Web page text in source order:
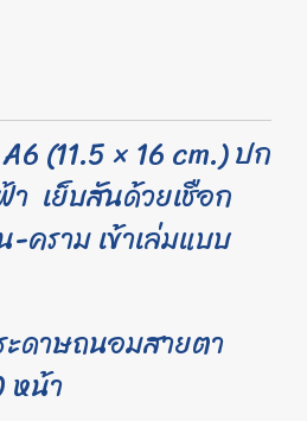
(11.5 × 16 cm.) ปก
า เย็บสันด้วยเชือก
คราม เข้าเล่มแบบ
ดาษถนอมสายตา
หน้า